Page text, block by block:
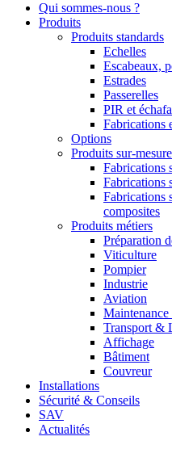
Qui sommes-nous ?
Produits
Produits standards
Echelles
Escabeaux,
Estrades
Passerelles
PIR et
Fabrications
Options
Produits sur-mesure
Fabrications
Fabrications
Fabrications
composites
Produits métiers
Préparation
Viticulture
Pompier
Industrie
Aviation
Maintenance
Transport &
Affichage
Bâtiment
Couvreur
Installations
Sécurité & Conseils
SAV
Actualités